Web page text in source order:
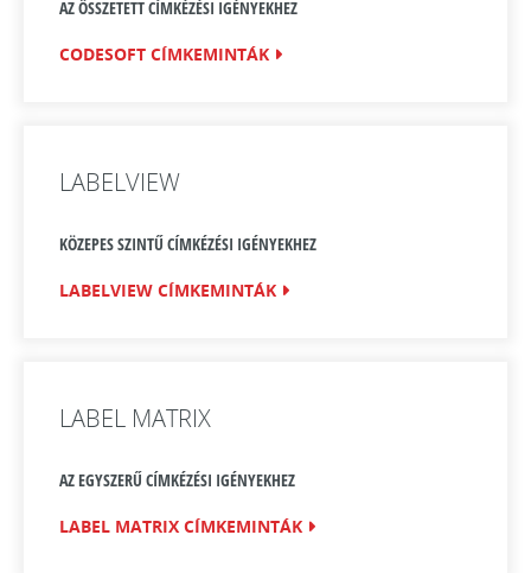
AZ ÖSSZETETT CÍMKÉZÉSI IGÉNYEKHEZ
CODESOFT CÍMKEMINTÁK
LABELVIEW
KÖZEPES SZINTŰ CÍMKÉZÉSI IGÉNYEKHEZ
LABELVIEW CÍMKEMINTÁK
LABEL MATRIX
AZ EGYSZERŰ CÍMKÉZÉSI IGÉNYEKHEZ
LABEL MATRIX CÍMKEMINTÁK